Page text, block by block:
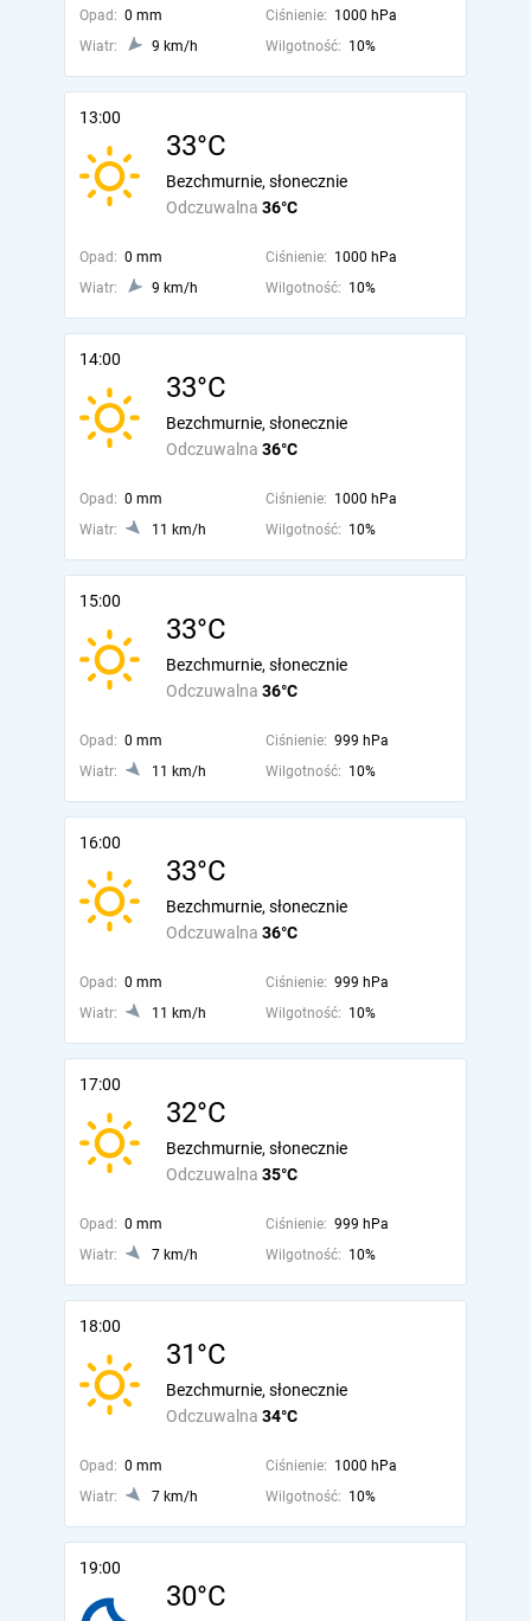
Opad: 0 mm Ciśnienie: 1000 hPa
Wiatr:
9 km/h Wilgotność: 10%
13:00
33°C
Odczuwalna 36°C
Bezchmurnie, słonecznie
Opad: 0 mm Ciśnienie: 1000 hPa
Wiatr:
9 km/h Wilgotność: 10%
14:00
33°C
Odczuwalna 36°C
Bezchmurnie, słonecznie
Opad: 0 mm Ciśnienie: 1000 hPa
Wiatr:
11 km/h Wilgotność: 10%
15:00
33°C
Odczuwalna 36°C
Bezchmurnie, słonecznie
Opad: 0 mm Ciśnienie: 999 hPa
Wiatr:
11 km/h Wilgotność: 10%
16:00
33°C
Odczuwalna 36°C
Bezchmurnie, słonecznie
Opad: 0 mm Ciśnienie: 999 hPa
Wiatr:
11 km/h Wilgotność: 10%
17:00
32°C
Odczuwalna 35°C
Bezchmurnie, słonecznie
Opad: 0 mm Ciśnienie: 999 hPa
Wiatr:
7 km/h Wilgotność: 10%
18:00
31°C
Odczuwalna 34°C
Bezchmurnie, słonecznie
Opad: 0 mm Ciśnienie: 1000 hPa
Wiatr:
7 km/h Wilgotność: 10%
19:00
30°C